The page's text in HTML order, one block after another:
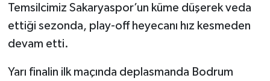
Temsilcimiz Sakaryaspor’un küme düşerek veda
ettiği sezonda, play-off heyecanı hız kesmeden
devam etti.
Yarı finalin ilk maçında deplasmanda Bodrum